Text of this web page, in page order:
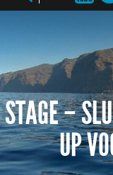
STAGE –
UP